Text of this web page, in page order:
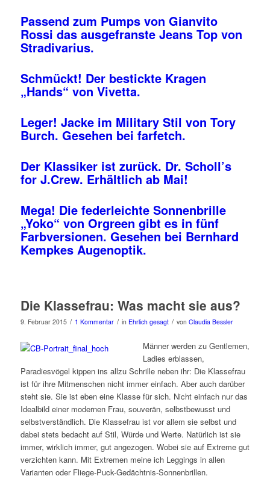
Passend zum Pumps von Gianvito
Rossi das ausgefranste Jeans Top von
Stradivarius.
Schmückt! Der bestickte Kragen
„Hands“ von Vivetta.
Leger! Jacke im Military Stil von Tory
Burch. Gesehen bei farfetch.
Der Klassiker ist zurück. Dr. Scholl’s
for J.Crew. Erhältlich ab Mai!
Mega! Die federleichte Sonnenbrille
„Yoko“ von Orgreen gibt es in fünf
Farbversionen. Gesehen bei Bernhard
Kempkes Augenoptik.
Die Klassefrau: Was macht sie aus?
9. Februar 2015 / 1 Kommentar / in Ehrlich gesagt / von Claudia Bessler
Männer werden zu Gentlemen,
Ladies erblassen,
Paradiesvögel kippen ins allzu Schrille neben ihr: Die Klassefrau
ist für ihre Mitmenschen nicht immer einfach. Aber auch darüber
steht sie. Sie ist eben eine Klasse für sich. Nicht einfach nur das
Idealbild einer modernen Frau, souverän, selbstbewusst und
selbstverständlich. Die Klassefrau ist vor allem sie selbst und
dabei stets bedacht auf Stil, Würde und Werte. Natürlich ist sie
immer, wirklich immer, gut angezogen. Wobei sie auf Extreme gut
verzichten kann. Mit Extremen meine ich Leggings in allen
Varianten oder Fliege-Puck-Gedächtnis-Sonnenbrillen.